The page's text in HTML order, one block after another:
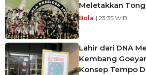
Meletakkan
Bola | 23:35 WIB
Lahir dari DNA
Kembang
Konsep Tempo